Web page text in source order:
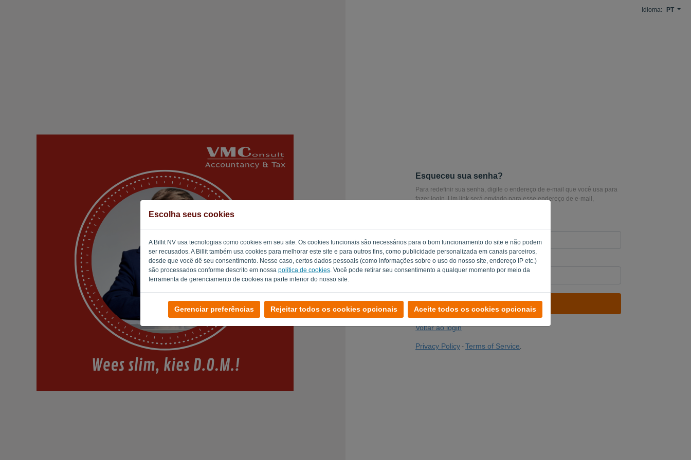
Escolha seus cookies
A Billit NV usa tecnologias como cookies em seu site. Os cookies funcionais são necessários para o bom funcionamento do site e não podem
ser recusados. A Billit também usa cookies para melhorar este site e para outros fins, como publicidade personalizada em canais parceiros,
desde que você dê seu consentimento. Nesse caso, certos dados pessoais (como informações sobre o uso do nosso site, endereço IP etc.)
são processados conforme descrito em nossa política de cookies . Você pode retirar seu consentimento a qualquer momento por meio da
ferramenta de gerenciamento de cookies na parte inferior do nosso site.
Gerenciar preferências Rejeitar todos os cookies opcionais Aceite todos os cookies opcionais
Idioma: PT
Esqueceu sua senha?
Para redefinir sua senha, digite o endereço de e-mail que você usa para
fazer login. Um link será enviado para esse endereço de e-mail,
Você não é um computador? Preencha '
ENVIAR LINK
Voltar ao login
Privacy Policy - Terms of Service